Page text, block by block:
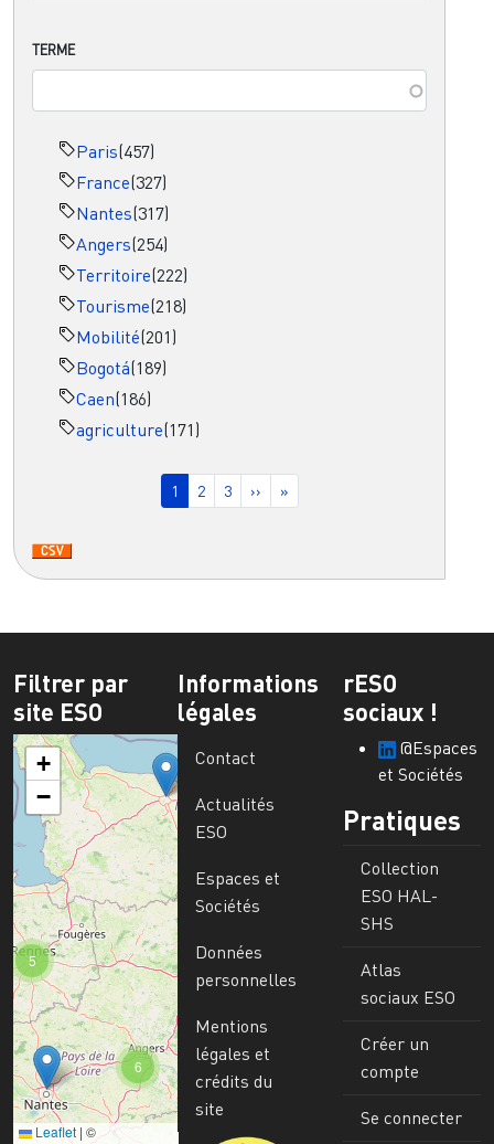
TERME
Paris(457)
France(327)
Nantes(317)
Angers(254)
Territoire(222)
Tourisme(218)
Mobilité(201)
Bogotá(189)
Caen(186)
agriculture(171)
Page courante
1 Page
2 Page
3 Page suivante
›› Dernière page
»
Filtrer par
site ESO
6
5
+
−
Leaflet | ©
Informations
légales
Contact
Actualités
ESO
Espaces et
Sociétés
Données
personnelles
Mentions
légales et
crédits du
site
rESO
sociaux !
@Espaces
et Sociétés
Pratiques
Collection
ESO HAL-
SHS
Atlas
sociaux ESO
Créer un
compte
Se connecter